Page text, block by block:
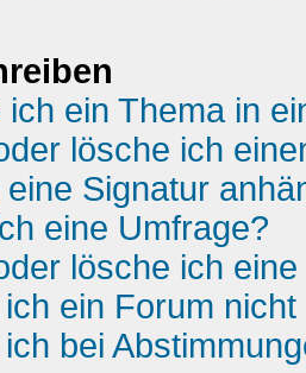
ein Thema in
lösche ich
Signatur
eine Umfrage?
lösche ich
ein Forum
bei